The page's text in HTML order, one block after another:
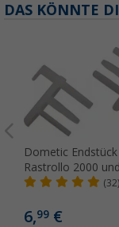
DAS KÖNNTE
Dometic
Rastrollo 2000
(32)
6,99 €